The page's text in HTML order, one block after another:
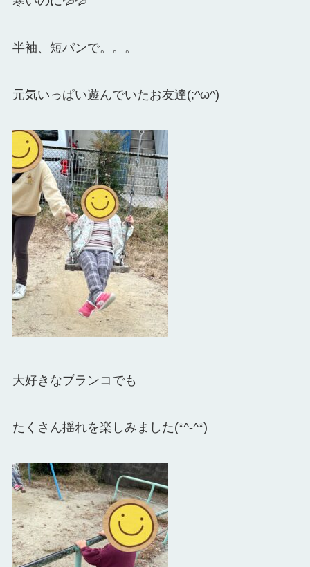
半袖、短パンで。。。
元気いっぱい遊んでいたお友達(;^ω^)
大好きなブランコでも
たくさん揺れを楽しみました(*^-^*)